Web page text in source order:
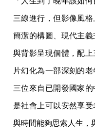
三線進行，但影像風格
簡潔的構圖、現代主
與背影呈現個體，配
片幻化為一部深刻的
三位來自已開發國家
是社會上可以安然享
與時間能夠思索人生，